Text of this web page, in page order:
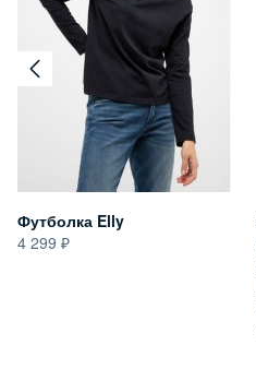
Футболка Elly
4 299